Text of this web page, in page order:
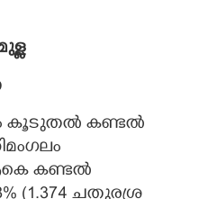
കൂടുതൽ കണ്ടൽ
കണ്ടൽ